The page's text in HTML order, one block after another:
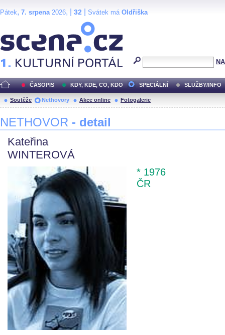
Pátek, 7. srpena2026, | 32 Svátek má Oldřiška
ČASOPIS KDY, KDE, CO, KDO SPECIÁLNÍ SLUŽBY/INFO
Soutěže Nethovory Akce online Fotogalerie
NETHOVOR - detail
Kateřina
WINTEROVÁ
* 1976
ČR